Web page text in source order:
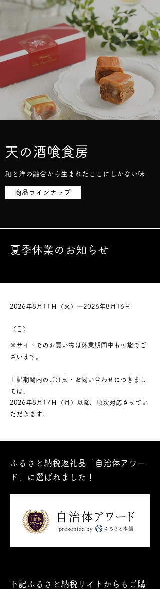
天の酒喰食房
和と洋の融合から生まれたここにしかない味
商品ラインナップ
​夏季休業のお知らせ
2026年8月11日（火）～2026年8月16日
（日）
※サイトでのお買い物は休業期間中も可能でご
ざいます。
上記期間内のご注文・お問い合わせにつきまし
ては、
​2026年8月17日（月）以降、順次対応させてい
ただきます。
​ふるさと納税返礼品「自治体アワー
ド」に選ばれました！
下記ふるさと 納税サイトからもご購